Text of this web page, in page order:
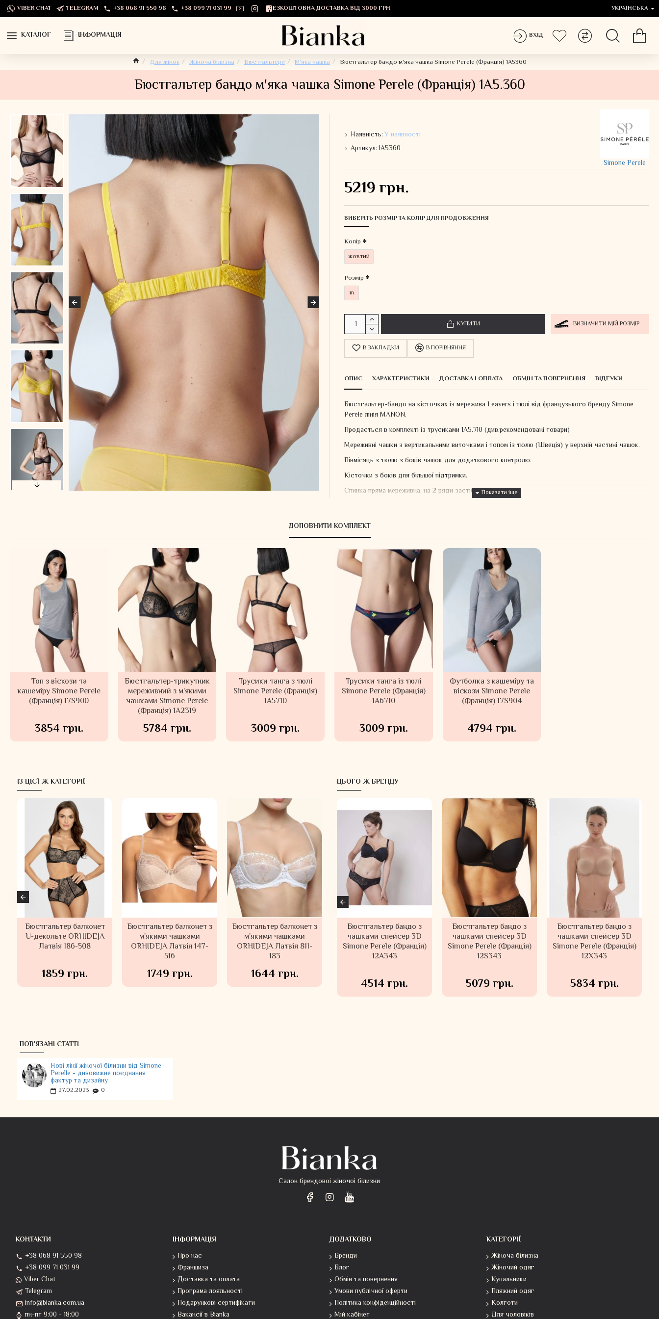
VIBER CHAT TELEGRAM +38 068 91 550 98 +38 099 71 031 99 БЕЗКОШТОВНА ДОСТАВКА ВІД 3000 ГРН УКРАЇНСЬКА
КАТАЛОГ ІНФОРМАЦІЯ ВХІД
Для жінок Жіноча білизна Бюстгальтери М'яка чашка Бюстгальтер бандо м'яка чашка Simone Perele (Франція) 1A5360
Бюстгальтер бандо м'яка чашка Simone Perele (Франція) 1A5.360
Наявність:У наявності
Артикул:1A5360
Simone Perele
5219 грн.
ВИБЕРІТЬ РОЗМІР ТА КОЛІР ДЛЯ ПРОДОВЖЕННЯ
Колiр
жовтий
Розмір
m
КУПИТИ ВИЗНАЧИТИ МІЙ РОЗМІР
В ЗАКЛАДКИ В ПОРІВНЯННЯ
ОПИС ХАРАКТЕРИСТИКИ ДОСТАВКА І ОПЛАТА ОБМІН ТА ПОВЕРНЕННЯ ВІДГУКИ
Бюстгальтер-бандо на кісточках із мережива Leavers і тюлі від французького бренду Simone
Perele лінія MANON.
Продається в комплекті із трусиками 1A5.710 (див.рекомендовані товари)
Мереживні чашки з вертикальними виточками і топом із тюлю (Швеція) у верхній частині чашок.
Півмісяць з тюлю з боків чашок для додаткового контролю.
Кісточки з боків для більшої підтримки.
Спинка пряма мереживна, на 2 ряди застібок.
Сертифіковані матеріали Oeko-Tex.
ДОПОВНИТИ КОМПЛЕКТ
Топ з віскози та
кашеміру Simone Perele
(Франція) 17S900
3854 грн.
Бюстгальтер-трикутник
мереживний з м'якими
чашками Simone Perele
(Франція) 1A2319
5784 грн.
Трусики танга з тюлі
Simone Perele (Франція)
1A5710
3009 грн.
Трусики танга із тюлі
Simone Perele (Франція)
1A6710
3009 грн.
Футболка з кашеміру та
віскози Simone Perele
(Франція) 17S904
4794 грн.
ІЗ ЦІЄЇ Ж КАТЕГОРІЇ
Бралет з
анімалістичним
принтом та мереживом
2119 грн.
Бралет з мережива
Janira Іспанія 31753
1789 грн.
Бралет мереживний з
м'якими чашками
JANIRA (Іспанія) 36904
2854 грн.
Бюстгальтер балконет
U-декольте ORHIDEJA
Латвія 186-508
Бюстгальтер балконет з
м'якими чашками
ORHIDEJA Латвія 147-
516
Бюстгальтер балконет з
м'якими чашками
ORHIDEJA Латвія 811-
183
ЦЬОГО Ж БРЕНДУ
Базовий бюстгальтер
бандо з пуш-ап зі
знімними бретелями
Simone Perele (Франція)
3854 грн.
Боді з кашеміру та
віскози Simone Perele
(Франція) 17S510
4939 грн.
Боді мереживне з
вишивкою Simone
Perele (Франція) 1G3510
11019 грн.
ПОВ'ЯЗАНІ СТАТТІ
Нові лінії жіночої білизни від Simone
Perelle - дивовижне поєднання
фактур та дизайну
27.02.2023 0
Салон брендовоі жіночоі білизни
КОНТАКТИ
+38 068 91 550 98
+38 099 71 031 99
Viber Chat
Telegram
info@bianka.com.ua
пн-пт 9:00 - 18:00
ІНФОРМАЦІЯ
Про нас
Франшиза
Доставка та оплата
Програма лояльності
Подарункові сертифікати
Вакансії в Bianka
ДОДАТКОВО
Бренди
Блог
Обмін та повернення
Умови публічної оферти
Політика конфіденційності
Мій кабінет
КАТЕГОРІЇ
Жіноча білизна
Жіночий одяг
Купальники
Пляжний одяг
Колготи
Для чоловіків